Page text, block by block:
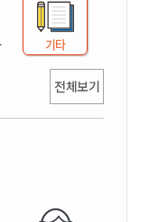
기타
전체보기